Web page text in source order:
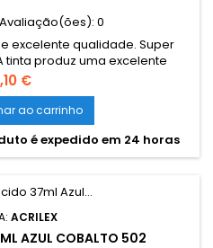
Avaliação(ões): 0
excelente qualidade. Super
tinta produz uma excelente
Grande variedade de cores e
miscíveis entre sí. Pode ser
ou carimbo, em tecidos de
Lavar o tecido antes da
para...
€
ao carrinho
é expedido em 24 horas
ACRILEX
AZUL COBALTO 502